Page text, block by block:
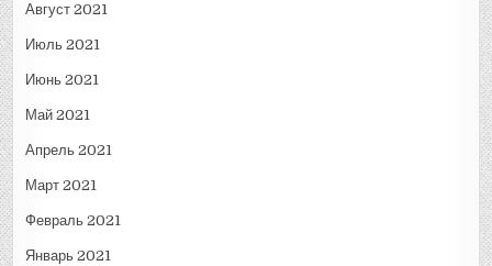
Август 2021
Июль 2021
Июнь 2021
Май 2021
Апрель 2021
Март 2021
Февраль 2021
Январь 2021